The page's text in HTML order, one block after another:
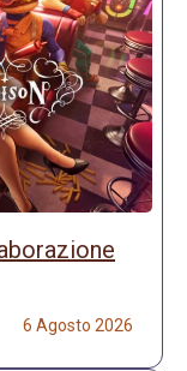
6 Agosto 2026